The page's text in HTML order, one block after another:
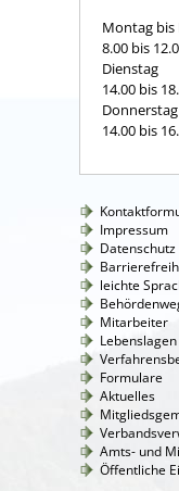
Montag bis
8.00 bis
14.00 bis
Donnerstag
14.00 bis
Impressum
Datenschutz
leichte
Mitarbeiter
Lebenslagen
Formulare
Aktuelles
Amts- und
Öffentliche